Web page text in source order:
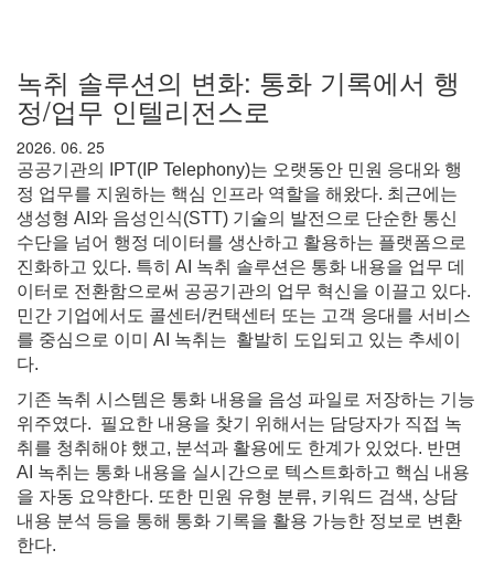
녹취 솔루션의 변화: 통화 기록에서 행
정/업무 인텔리전스로
2026. 06. 25
공공기관의 IPT(IP Telephony)는 오랫동안 민원 응대와 행
정 업무를 지원하는 핵심 인프라 역할을 해왔다. 최근에는
생성형 AI와 음성인식(STT) 기술의 발전으로 단순한 통신
수단을 넘어 행정 데이터를 생산하고 활용하는 플랫폼으로
진화하고 있다. 특히 AI 녹취 솔루션은 통화 내용을 업무 데
이터로 전환함으로써 공공기관의 업무 혁신을 이끌고 있다.
민간 기업에서도 콜센터/컨택센터 또는 고객 응대를 서비스
를 중심으로 이미 AI 녹취는 활발히 도입되고 있는 추세이
다.
기존 녹취 시스템은 통화 내용을 음성 파일로 저장하는 기능
위주였다. 필요한 내용을 찾기 위해서는 담당자가 직접 녹
취를 청취해야 했고, 분석과 활용에도 한계가 있었다. 반면
AI 녹취는 통화 내용을 실시간으로 텍스트화하고 핵심 내용
을 자동 요약한다. 또한 민원 유형 분류, 키워드 검색, 상담
내용 분석 등을 통해 통화 기록을 활용 가능한 정보로 변환
한다.